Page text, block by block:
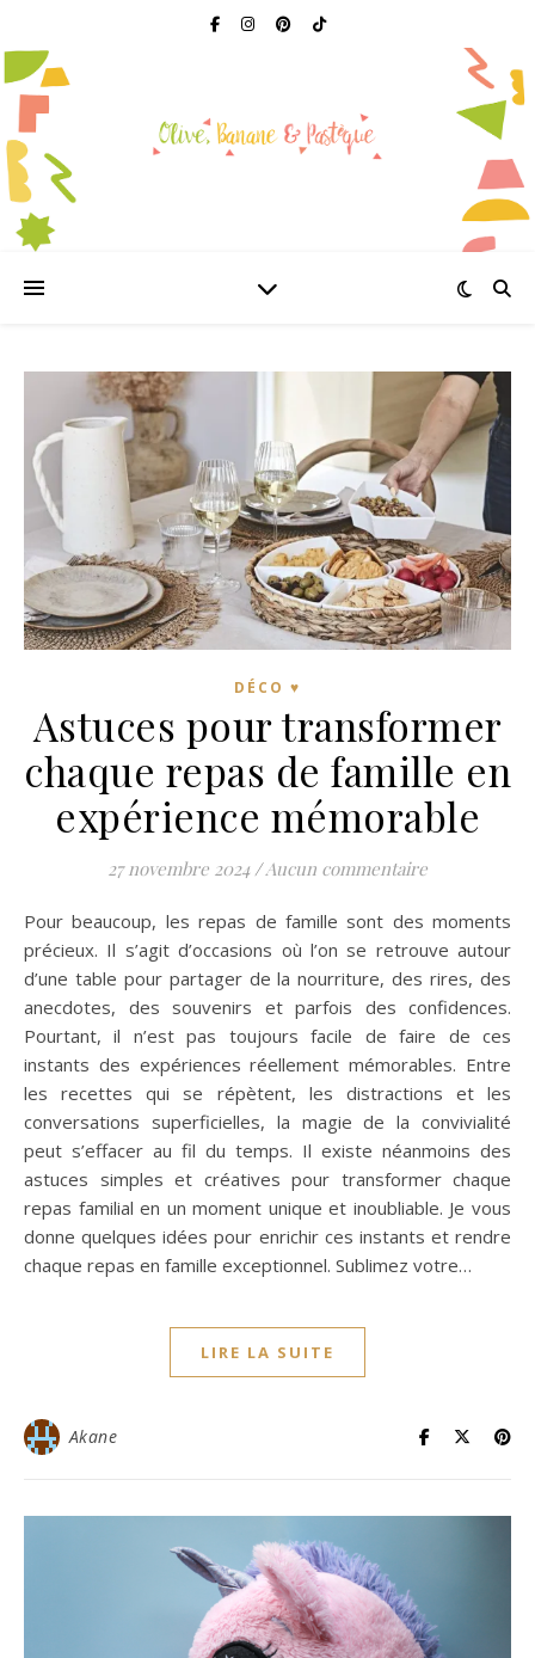
DÉCO ♥
Astuces pour transformer
chaque repas de famille en
expérience mémorable
27 novembre 2024 /Aucun commentaire
Pour beaucoup, les repas de famille sont des moments
précieux. Il s’agit d’occasions où l’on se retrouve autour
d’une table pour partager de la nourriture, des rires, des
anecdotes, des souvenirs et parfois des confidences.
Pourtant, il n’est pas toujours facile de faire de ces
instants des expériences réellement mémorables. Entre
les recettes qui se répètent, les distractions et les
conversations superficielles, la magie de la convivialité
peut s’effacer au fil du temps. Il existe néanmoins des
astuces simples et créatives pour transformer chaque
repas familial en un moment unique et inoubliable. Je vous
donne quelques idées pour enrichir ces instants et rendre
chaque repas en famille exceptionnel. Sublimez votre…
LIRE LA SUITE
Akane